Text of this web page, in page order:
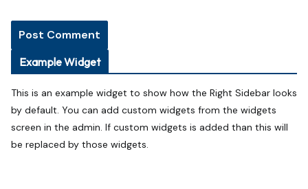
Example Widget
This is an example widget to show how the Right Sidebar looks
by default. You can add custom widgets from the widgets
screen in the admin. If custom widgets is added than this will
be replaced by those widgets.